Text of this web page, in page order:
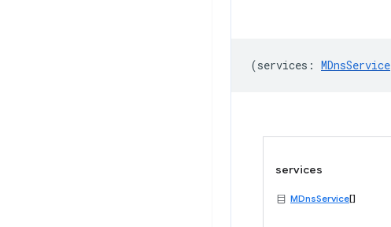
(services : MDnsService
services
MDnsService[]